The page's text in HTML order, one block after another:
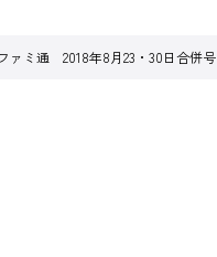
ァミ通 2018年8月23・30日合併号